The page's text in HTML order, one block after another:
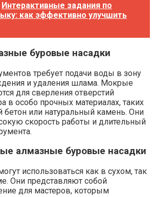
Интерактивные задания по
как эффективно улучшить
буровые насадки
требует подачи воды в зону
и удаления шлама. Мокрые
для сверления отверстий
в особо прочных материалах, таких
или натуральный камень. Они
скорость работы и длительный
алмазные буровые насадки
использоваться как в сухом, так
Они представляют собой
для мастеров, которым